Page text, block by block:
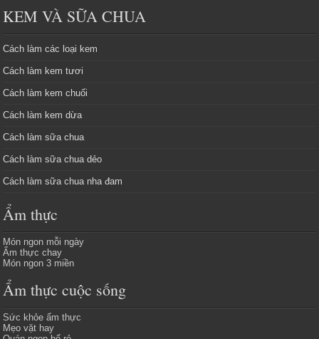
KEM VÀ SỮA CHUA
Cách làm các loại kem
Cách làm kem tươi
Cách làm kem chuối
Cách làm kem dừa
Cách làm sữa chua
Cách làm sữa chua dẻo
Cách làm sữa chua nha đam
Ẩm thực
Món ngon mỗi ngày
Ẩm thực chay
Món ngon 3 miền
Ẩm thực cuộc sống
Sức khỏe ẩm thực
Mẹo vặt hay